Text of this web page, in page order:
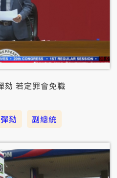
劾 若定罪會免職
彈劾 副總統